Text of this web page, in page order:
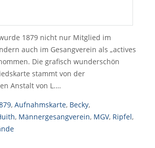
1879 nicht nur Mitglied im
auch im Gesangverein als „actives
Die grafisch wunderschön
stammt von der
Anstalt von L.…
, Aufnahmskarte, Becky,
, Männergesangverein, MGV, Ripfel,